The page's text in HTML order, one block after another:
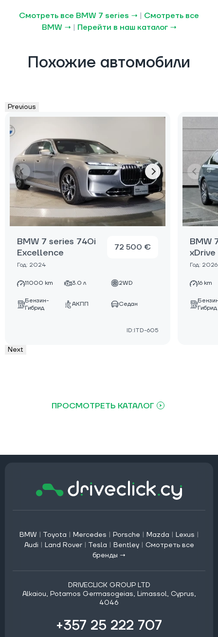
Смотреть все BMW 7 series → | Смотреть все
BMW → | Перейти в наш каталог →
Похожие автомобили
Previous
BMW 7 series 740i
Excellence
Год: 2024
72 500 €
11000 km 3.0 л 2WD
Бензин-
Гибрид
АКПП Седан
ID:ITD-605
BMW
Год: 2026
16 km
Next
ПРОСМОТРЕТЬ КАТАЛОГ
BMW | Toyota | Mercedes | Porsche | Mazda | Lexus |
Audi | Land Rover | Tesla | Bentley | Смотреть все
бренды →
DRIVECLICK GROUP LTD
Alkaiou, Potamos Germasogeias, Limassol, Cyprus,
4046
+357 25 222 707